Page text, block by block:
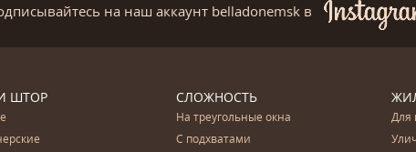
на наш аккаунт belladonemsk в
ШТОР СЛОЖНОСТЬ
На треугольные окна
С подхватами
Для